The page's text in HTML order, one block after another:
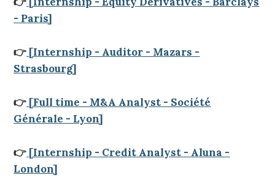
- Paris]
👉 [Internship - Auditor - Mazars -
Strasbourg]
👉 [Full time - M&A Analyst - Société
Générale - Lyon]
👉 [Internship - Credit Analyst - Aluna -
London]